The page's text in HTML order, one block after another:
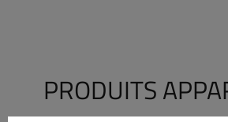
PRODUITS